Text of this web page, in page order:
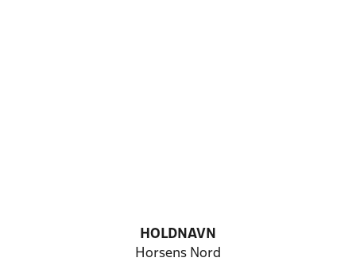
HOLDNAVN
Horsens Nord